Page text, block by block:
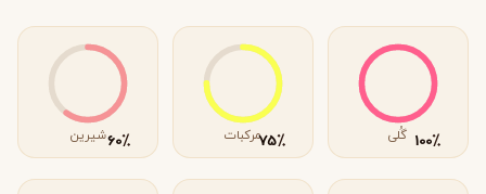
٪100 گُلی ٪75مرکبات ٪60شیرین